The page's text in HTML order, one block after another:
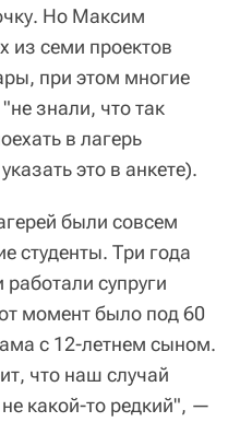
Но Максим
из семи проектов
при этом многие
знали, что так
в лагерь
это в анкете).
были совсем
студенты. Три года
супруги
момент было под 60
с 12-летнем сыном.
что наш случай
какой-то редкий", —